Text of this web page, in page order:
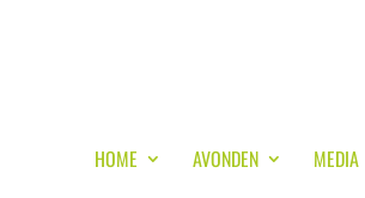
HOME AVONDEN MEDIA